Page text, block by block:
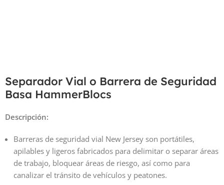
Separador Vial o Barrera de Seguridad
Basa HammerBlocs
Descripción:
Barreras de seguridad vial New Jersey son portátiles,
apilables y ligeros fabricados para delimitar o separar áreas
de trabajo, bloquear áreas de riesgo, así como para
canalizar el tránsito de vehículos y peatones.